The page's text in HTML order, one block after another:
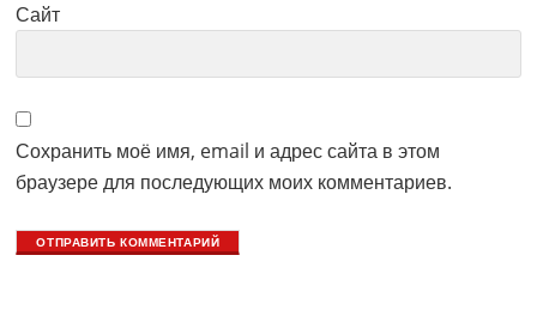
Сайт
Сохранить моё имя, email и адрес сайта в этом
браузере для последующих моих комментариев.